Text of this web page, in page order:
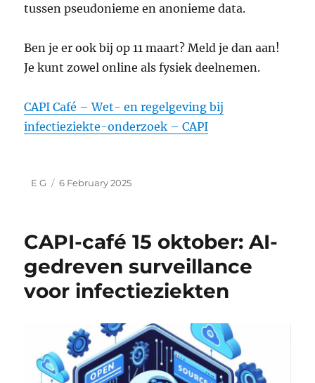
tussen pseudonieme en anonieme data.
Ben je er ook bij op 11 maart? Meld je dan aan!
Je kunt zowel online als fysiek deelnemen.
CAPI Café – Wet- en regelgeving bij
infectieziekte-onderzoek – CAPI
Author
E G
Posted
6 February 2025
CAPI-café 15 oktober: AI-
gedreven surveillance
voor infectieziekten